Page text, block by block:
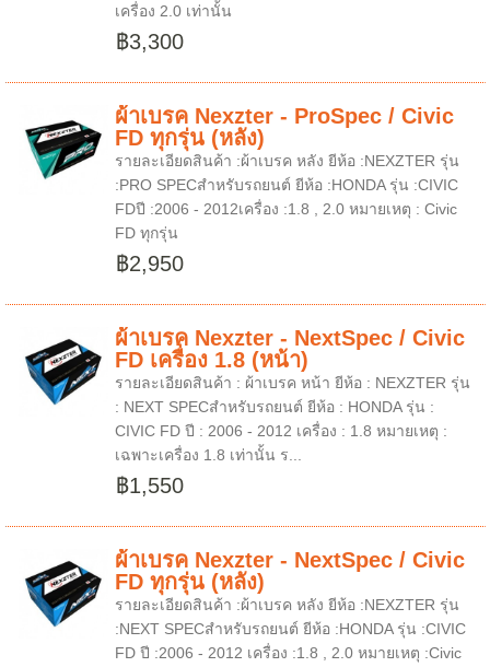
เครื่อง 2.0 เท่านั้น
฿3,300
ผ้าเบรค Nexzter - ProSpec / Civic
FD ทุกรุ่น (หลัง)
รายละเอียดสินค้า :ผ้าเบรค หลัง ยีห้อ :NEXZTER รุ่น
:PRO SPECสำหรับรถยนต์ ยีห้อ :HONDA รุ่น :CIVIC
FDปี :2006 - 2012เครื่อง :1.8 , 2.0 หมายเหตุ : Civic
FD ทุกรุ่น
฿2,950
ผ้าเบรค Nexzter - NextSpec / Civic
FD เครื่อง 1.8 (หน้า)
รายละเอียดสินค้า : ผ้าเบรค หน้า ยีห้อ : NEXZTER รุ่น
: NEXT SPECสำหรับรถยนต์ ยีห้อ : HONDA รุ่น :
CIVIC FD ปี : 2006 - 2012 เครื่อง : 1.8 หมายเหตุ :
เฉพาะเครื่อง 1.8 เท่านั้น ร...
฿1,550
ผ้าเบรค Nexzter - NextSpec / Civic
FD ทุกรุ่น (หลัง)
รายละเอียดสินค้า :ผ้าเบรค หลัง ยีห้อ :NEXZTER รุ่น
:NEXT SPECสำหรับรถยนต์ ยีห้อ :HONDA รุ่น :CIVIC
FD ปี :2006 - 2012 เครื่อง :1.8 , 2.0 หมายเหตุ :Civic